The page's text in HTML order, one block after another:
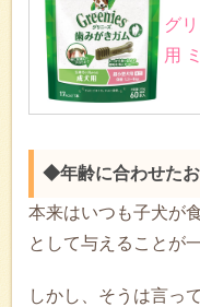
グ
用
◆年齢に合わせた
本来はいつも子犬が
として与えることが
しかし、そうは言っ